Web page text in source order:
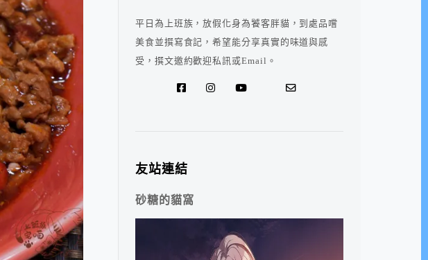
平日為上班族，放假化身為饕客胖貓，到處品嚐
美食並撰寫食記，希望能分享真實的味道與感
受，撰文邀約歡迎私訊或Email。
友站連結
砂糖的貓窩